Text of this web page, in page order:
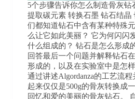
5个步骤告诉你怎么制造骨灰钻
提取碳元素 转换石墨 钻石结晶
们都知道钻石中含有某种特殊
么让它如此美丽？ 它为何闪闪
什么组成的？ 钻石是怎么形成
回答最后一个问题并解释钻石
形成的，以及在实验室中是怎
通过讲述Algordanza的工艺流
起来仅仅是500g的骨灰转换成
回忆和爱的美丽的骨灰钻石。